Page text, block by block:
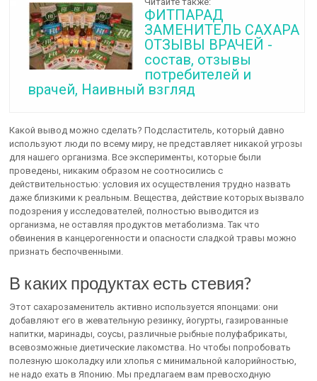
ФИТПАРАД
ЗАМЕНИТЕЛЬ САХАРА
ОТЗЫВЫ ВРАЧЕЙ -
состав, отзывы
потребителей и
врачей, Наивный взгляд
Какой вывод можно сделать? Подсластитель, который давно
используют люди по всему миру, не представляет никакой угрозы
для нашего организма. Все эксперименты, которые были
проведены, никаким образом не соотносились с
действительностью: условия их осуществления трудно назвать
даже близкими к реальным. Вещества, действие которых вызвало
подозрения у исследователей, полностью выводится из
организма, не оставляя продуктов метаболизма. Так что
обвинения в канцерогенности и опасности сладкой травы можно
признать беспочвенными.
В каких продуктах есть стевия?
Этот сахарозаменитель активно используется японцами: они
добавляют его в жевательную резинку, йогурты, газированные
напитки, маринады, соусы, различные рыбные полуфабрикаты,
всевозможные диетические лакомства. Но чтобы попробовать
полезную шоколадку или хлопья с минимальной калорийностью,
не надо ехать в Японию. Мы предлагаем вам превосходную